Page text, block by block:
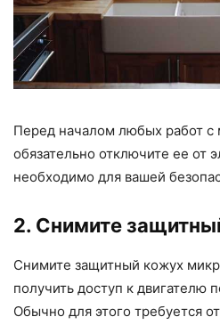
Перед началом любых работ
обязательно отключите ее от
необходимо для вашей
2. Снимите
Снимите защитный кожух
получить доступ к двигателю
Обычно для этого требуется